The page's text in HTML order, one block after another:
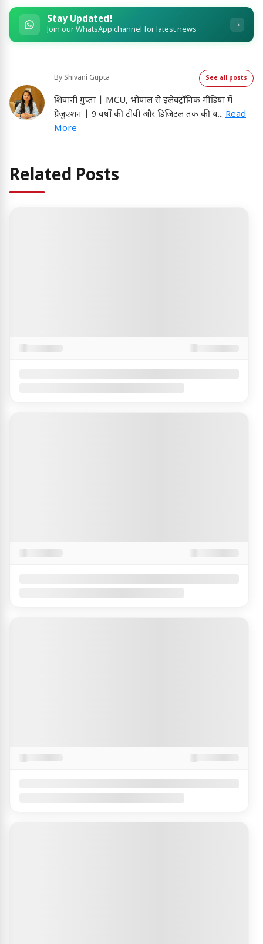
Stay Updated!
Join our WhatsApp channel for latest news →
By Shivani Gupta See all posts
शिवानी गुप्ता | MCU, भोपाल से इलेक्ट्रॉनिक मीडिया में
ग्रेजुएशन | 9 वर्षों की टीवी और डिजिटल तक की य... Read
More
Related Posts